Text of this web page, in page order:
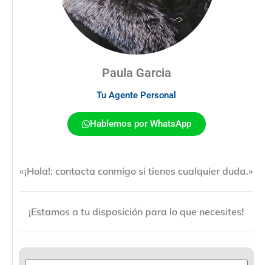
Paula Garcia
Tu Agente Personal
Hablemos por WhatsApp
«¡Hola!: contacta conmigo si tienes cualquier duda.»
¡Estamos a tu disposición para lo que necesites!